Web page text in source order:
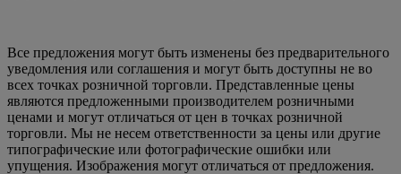
Все предложения могут быть изменены без предварительного
уведомления или соглашения и могут быть доступны не во
всех точках розничной торговли. Представленные цены
являются предложенными производителем розничными
ценами и могут отличаться от цен в точках розничной
торговли. Мы не несем ответственности за цены или другие
типографические или фотографические ошибки или
упущения. Изображения могут отличаться от предложения.